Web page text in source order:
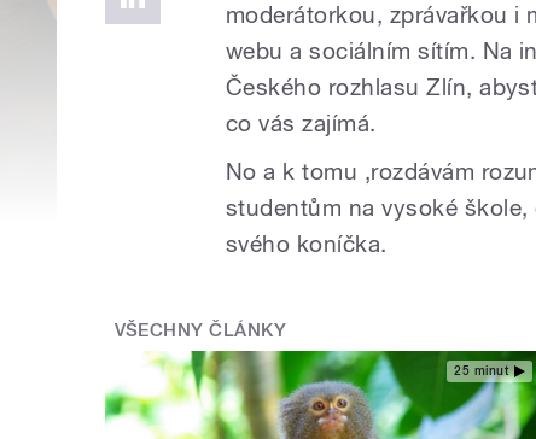
moderátorkou, zprávařkou i
webu a sociálním sítím. Na
Českého rozhlasu Zlín,
co vás zajímá.
No a k tomu ‚rozdávám
studentům na vysoké škole,
svého koníčka.
VŠECHNY ČLÁNKY
25 minut